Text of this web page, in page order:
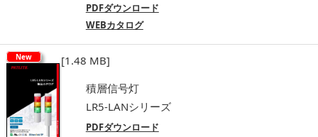
PDFダウンロード
WEBカタログ
New
[1.48 MB]
積層信号灯
LR5-LANシリーズ
PDFダウンロード